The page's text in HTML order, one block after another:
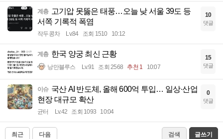
계층 고기압 못뚫은 태풍…오늘 낮 서울 39도 등
서쪽 기록적 폭염
작두콩차 Lv.84 조회 1510 10:12
10
댓글
계층 한국 양궁 최신 근황
낭만블루스 Lv.91 조회 2568 추천 1 10:07
15
댓글
이슈 국산 AI 반도체, 올해 600억 투입… 일상·산업
현장 대규모 확산
균터 Lv.42 조회 1093 10:04
0
댓글
최근 다음 검색 글쓰기